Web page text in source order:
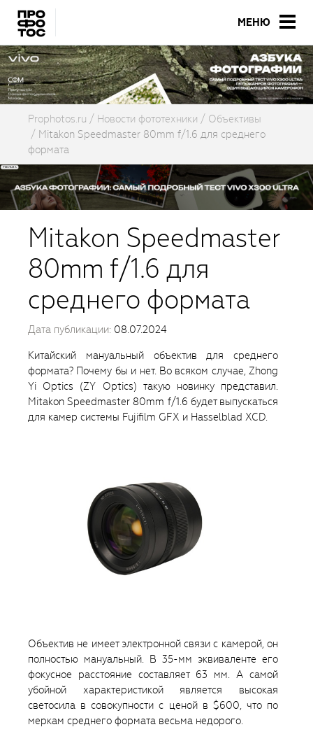
МЕНЮ
Prophotos.ru Новости фототехники
Объективы
Mitakon Speedmaster 80mm f/1.6 для среднего
формата
Mitakon Speedmaster
80mm f/1.6 для
среднего формата
Дата публикации: 08.07.2024
Китайский мануальный объектив для среднего
формата? Почему бы и нет. Во всяком случае, Zhong
Yi Optics (ZY Optics) такую новинку представил.
Mitakon Speedmaster 80mm f/1.6 будет выпускаться
для камер системы Fujifilm GFX и Hasselblad XCD.
Объектив не имеет электронной связи с камерой, он
полностью мануальный. В 35-мм эквиваленте его
фокусное расстояние составляет 63 мм. А самой
убойной характеристикой является высокая
светосила в совокупности с ценой в $600, что по
меркам среднего формата весьма недорого.